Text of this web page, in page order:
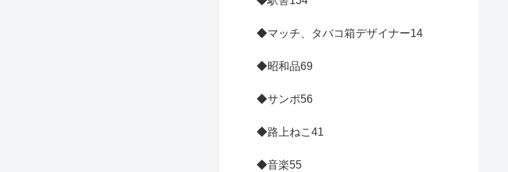
◆マッチ、タバコ箱デザイナー14
◆昭和品69
◆サンポ56
◆路上ねこ 41
◆音楽55